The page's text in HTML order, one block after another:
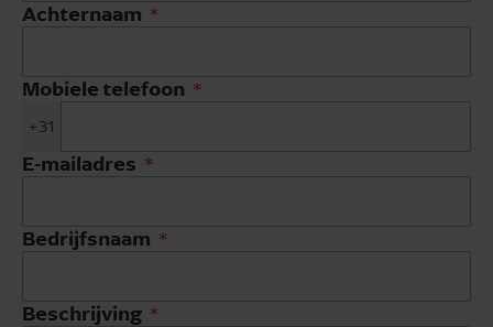
Achternaam
Mobiele telefoon
+31
E-mailadres
Bedrijfsnaam
Beschrijving